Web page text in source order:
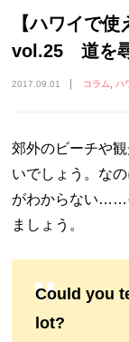
【ハワイで
vol.25 道を
2017.09.01 コラム ハ
郊外のビーチや
いでしょう。な
がわからない……
ましょう。
Could you
lot?